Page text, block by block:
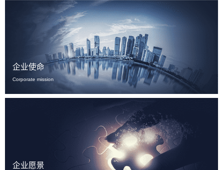
企业使命
Corporate mission
企业愿景